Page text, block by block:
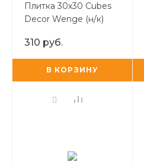
Плитка 30х30 Cubes
Decor Wenge (н/к)
310 руб.
В КОРЗИНУ